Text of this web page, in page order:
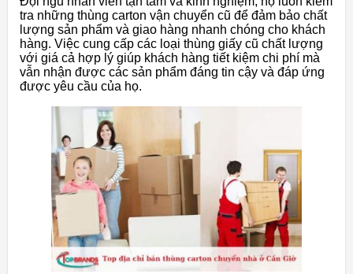
tra những thùng carton vận chuyển cũ để đảm bảo chất
lượng sản phẩm và giao hàng nhanh chóng cho khách
hàng. Việc cung cấp các loại thùng giấy cũ chất lượng
với giá cả hợp lý giúp khách hàng tiết kiệm chi phí mà
vẫn nhận được các sản phẩm đáng tin cậy và đáp ứng
được yêu cầu của họ.